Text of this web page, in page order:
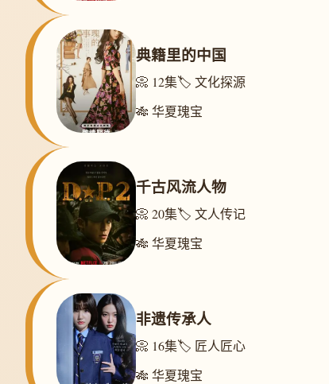
典籍里的中国
📀 12集🏷️ 文化探源
🎋 华夏瑰宝
千古风流人物
📀 20集🏷️ 文人传记
🎋 华夏瑰宝
非遗传承人
📀 16集🏷️ 匠人匠心
🎋 华夏瑰宝